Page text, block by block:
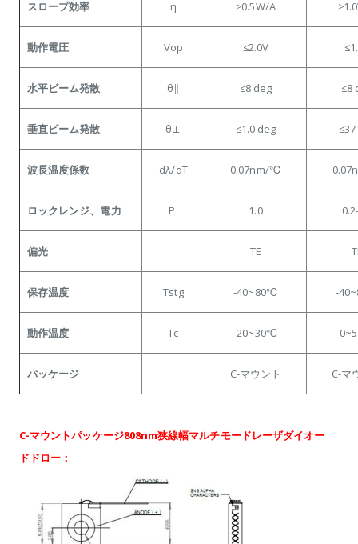
スロープ効率 η ≥0.5W/A
動作電圧 Vop ≤2.0V
水平ビーム発散 θ∥ ≤8 deg ≤8
垂直ビーム発散 θ⊥ ≤1.0 deg
波長温度係数 dλ/dT 0.07nm/℃
ロックレンジ、電力 P 1.0
偏光 TE
保存温度 Tstg -40~80℃ -
動作温度 Tc -20~30℃
パッケージ C-マウント C-マ
C-マウントパッケージ808nm狭線幅マルチモードレーザダイオー
ドドロー：